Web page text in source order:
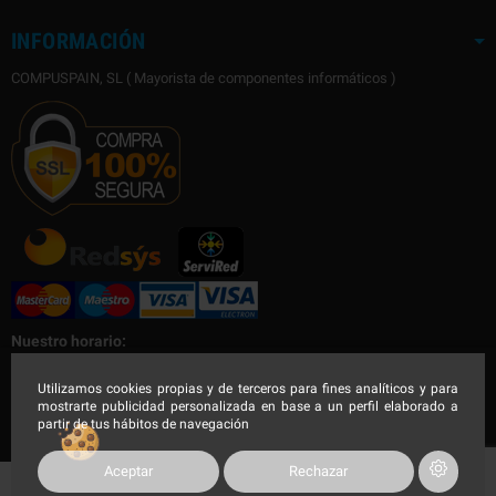
Utilizamos cookies propias y de terceros para fines analíticos y para
mostrarte publicidad personalizada en base a un perfil elaborado a
partir de tus hábitos de navegación
Aceptar Rechazar
INFORMACIÓN
COMPUSPAIN, SL ( Mayorista de componentes informáticos )
Nuestro horario:
Nuestro horario de Lunes a Viernes
Mañana de 9:00 a 14:30h - Tarde de 16:00 a 19:00h
COMPUSPAIN 2023, Todos los derechos reservados.